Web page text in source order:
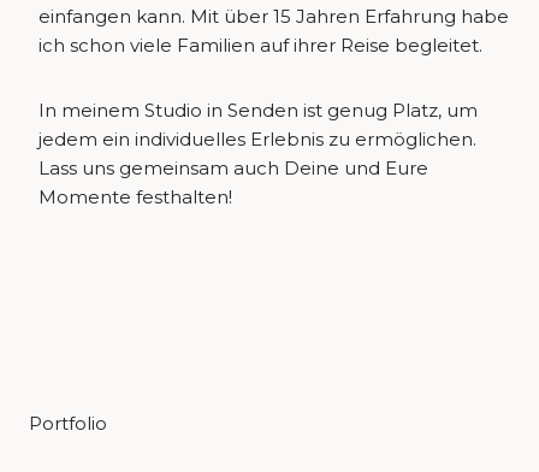
einfangen kann. Mit über 15 Jahren Erfahrung habe
ich schon viele Familien auf ihrer Reise begleitet.
In meinem Studio in Senden ist genug Platz, um
jedem ein individuelles Erlebnis zu ermöglichen.
Lass uns gemeinsam auch Deine und Eure
Momente festhalten!
Portfolio